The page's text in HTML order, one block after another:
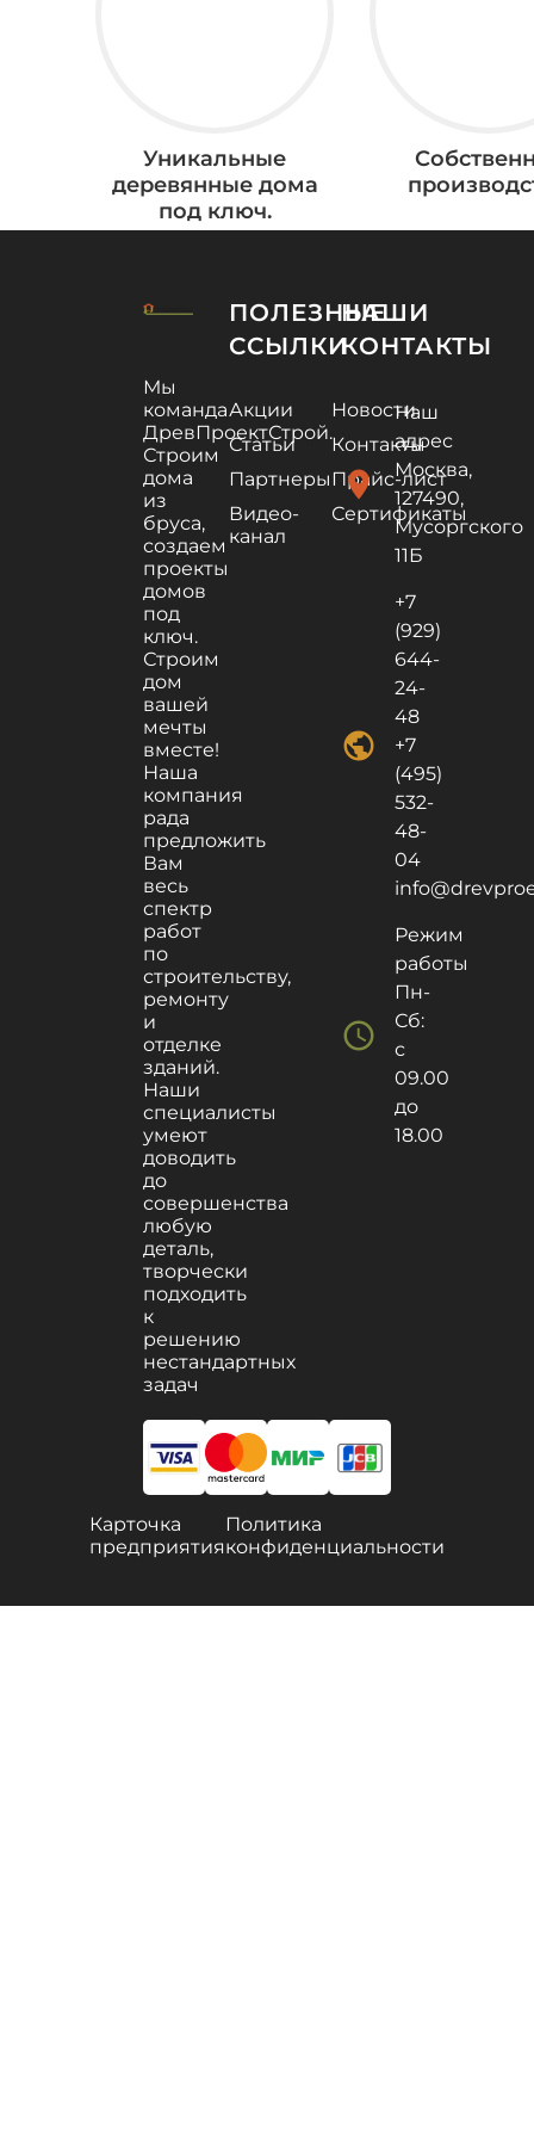
Уникальные
деревянные дома
под ключ.
Мы
команда
ДревПроектСтрой.
Строим
дома
из
бруса,
создаем
проекты
домов
под
ключ.
Строим
дом
вашей
мечты
вместе!
Наша
компания
рада
предложить
Вам
весь
спектр
работ
по
строительству,
ремонту
и
отделке
зданий.
Наши
специалисты
умеют
доводить
до
совершенства
любую
деталь,
творчески
подходить
к
решению
нестандартных
задач
ПОЛЕЗНЫЕ
ССЫЛКИ
Акции
Новости
Статьи
Контакты
ПартнерыПрайс-лист
Видео-
канал
Сертификаты
НАШИ
КОНТАКТЫ
location_on
Наш
адрес
Москва,
127490,
Мусоргского
11Б
public
+7
(929)
644-
24-
48
+7
(495)
532-
48-
04
schedule
Режим
работы
Пн-
Сб:
с
09.00
до
18.00
Карточка
предприятия
Политика
конфиденциальности